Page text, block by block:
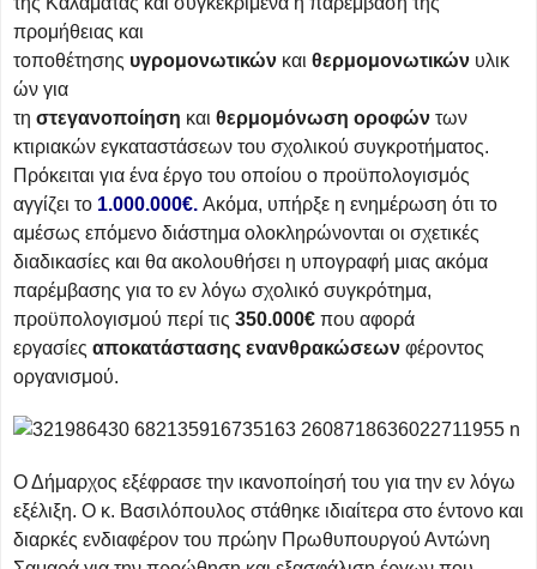
προμήθειας και
τοποθέτησης υγρομονωτικών και θερμομονωτικών υλικ
ών για
τη στεγανοποίηση και θερμομόνωση οροφών των
κτιριακών εγκαταστάσεων του σχολικού συγκροτήματος.
Πρόκειται για ένα έργο του οποίου ο προϋπολογισμός
αγγίζει το 1.000.000€. Ακόμα, υπήρξε η ενημέρωση ότι το
αμέσως επόμενο διάστημα ολοκληρώνονται οι σχετικές
διαδικασίες και θα ακολουθήσει η υπογραφή μιας ακόμα
παρέμβασης για το εν λόγω σχολικό συγκρότημα,
προϋπολογισμού περί τις 350.000€ που αφορά
εργασίες αποκατάστασης ενανθρακώσεων φέροντος
οργανισμού.
Ο Δήμαρχος εξέφρασε την ικανοποίησή του για την εν λόγω
εξέλιξη. Ο κ. Βασιλόπουλος στάθηκε ιδιαίτερα στο έντονο και
διαρκές ενδιαφέρον του πρώην Πρωθυπουργού Αντώνη